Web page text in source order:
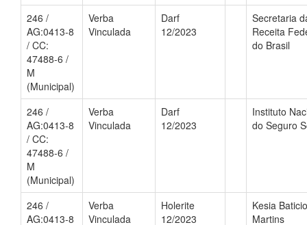
246 /
AG:0413-8
/ CC:
47488-6 /
M
(Municipal)
Verba
Vinculada
Darf
12/2023
Secretaria
Receita
do Brasil
246 /
AG:0413-8
/ CC:
47488-6 /
M
(Municipal)
Verba
Vinculada
Darf
12/2023
Instituto
do Seguro
246 /
AG:0413-8
Verba
Vinculada
Holerite
12/2023
Kesia
Martins